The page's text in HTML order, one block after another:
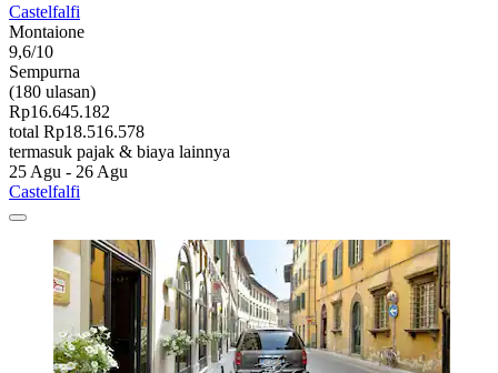
Castelfalfi
Montaione
9,6/10
Sempurna
(180 ulasan)
Rp16.645.182
total Rp18.516.578
termasuk pajak & biaya lainnya
25 Agu - 26 Agu
Castelfalfi